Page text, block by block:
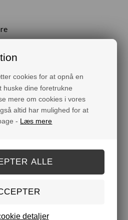
cookies for at opnå en
huske dine foretrukne
mere om cookies i vores
altid har mulighed for at
- Læs mere
detaljer
i følgende produkter